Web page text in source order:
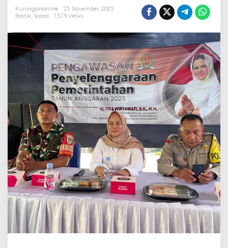
Kuninganonline
25 November 2025
Politik, Sosial 1,579 Views